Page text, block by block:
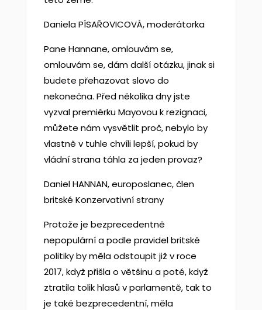
Daniela PÍSAŘOVICOVÁ, moderátorka
Pane Hannane, omlouvám se,
omlouvám se, dám další otázku, jinak si
budete přehazovat slovo do
nekonečna. Před několika dny jste
vyzval premiérku Mayovou k rezignaci,
můžete nám vysvětlit proč, nebylo by
vlastně v tuhle chvíli lepší, pokud by
vládní strana táhla za jeden provaz?
Daniel HANNAN, europoslanec, člen
britské Konzervativní strany
Protože je bezprecedentně
nepopulární a podle pravidel britské
politiky by měla odstoupit již v roce
2017, když přišla o většinu a poté, když
ztratila tolik hlasů v parlamentě, tak to
je také bezprecedentní, měla